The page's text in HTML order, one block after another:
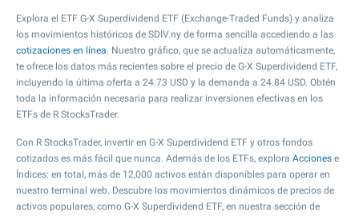
Explora el ETF G-X Superdividend ETF (Exchange-Traded Funds) y analiza
los movimientos históricos de SDIV.ny de forma sencilla accediendo a las
cotizaciones en línea. Nuestro gráfico, que se actualiza automáticamente,
te ofrece los datos más recientes sobre el precio de G-X Superdividend ETF,
incluyendo la última oferta a 24.73 USD y la demanda a 24.84 USD. Obtén
toda la información necesaria para realizar inversiones efectivas en los
ETFs de R StocksTrader.
Con R StocksTrader, invertir en G-X Superdividend ETF y otros fondos
cotizados es más fácil que nunca. Además de los ETFs, explora Acciones e
Índices: en total, más de 12,000 activos están disponibles para operar en
nuestro terminal web. Descubre los movimientos dinámicos de precios de
activos populares, como G-X Superdividend ETF, en nuestra sección de